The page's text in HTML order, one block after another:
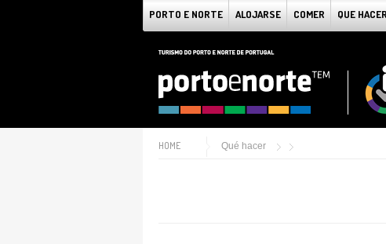
PORTO E NORTE ALOJARSE COMER QUE HACER
HOME Qué hacer